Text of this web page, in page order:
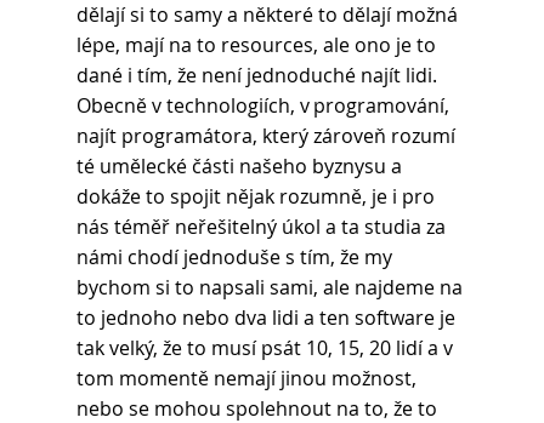
dělají si to samy a některé to dělají možná
lépe, mají na to resources, ale ono je to
dané i tím, že není jednoduché najít lidi.
Obecně v technologiích, v programování,
najít programátora, který zároveň rozumí
té umělecké části našeho byznysu a
dokáže to spojit nějak rozumně, je i pro
nás téměř neřešitelný úkol a ta studia za
námi chodí jednoduše s tím, že my
bychom si to napsali sami, ale najdeme na
to jednoho nebo dva lidi a ten software je
tak velký, že to musí psát 10, 15, 20 lidí a v
tom momentě nemají jinou možnost,
nebo se mohou spolehnout na to, že to